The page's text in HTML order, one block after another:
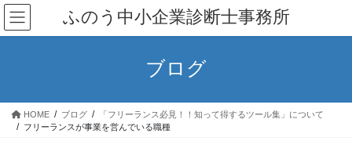
コ
ン
テ
ス
ナ
ビ
ゲ
ン
ふのう中小企業診断士事務所
ブログ
HOME ブログ
「フリーランス必見！！知って得するツール集」について
フリーランスが事業を営んでいる職種